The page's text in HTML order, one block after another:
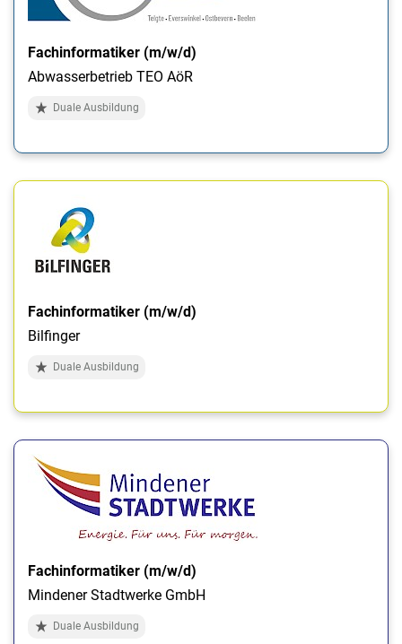
Fachinformatiker (m/w/d)
Abwasserbetrieb TEO AöR
Duale Ausbildung
Fachinformatiker (m/w/d)
Bilfinger
Duale Ausbildung
Fachinformatiker (m/w/d)
Mindener Stadtwerke GmbH
Duale Ausbildung